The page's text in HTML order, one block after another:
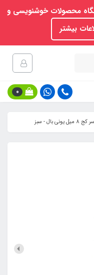
محصولات خوشنویسی و
بیشتر
0
- سبز